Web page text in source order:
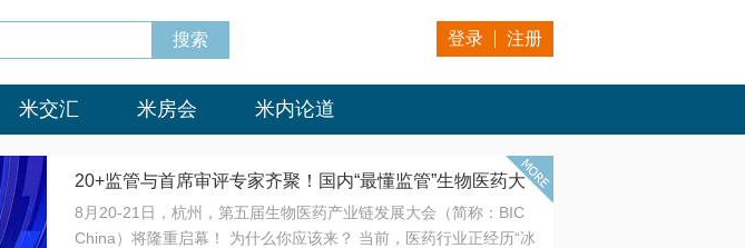
登录 注册
米交汇 米房会 米内论道
20+监管与首席审评专家齐聚！国内“最懂监管”生物医药大
会8月开幕！
8月20-21日，杭州，第五届生物医药产业链发展大会（简称：BIC
China）将隆重启幕！ 为什么你应该来？ 当前，医药行业正经历“冰